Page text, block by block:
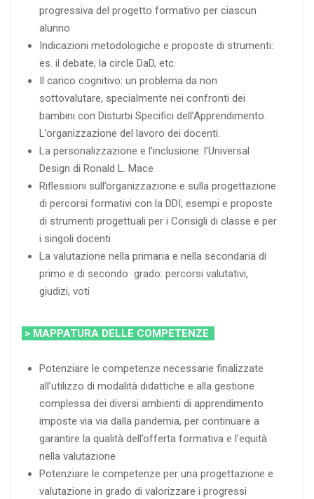
progressiva del progetto formativo per ciascun
alunno
Indicazioni metodologiche e proposte di strumenti:
es. il debate, la circle DaD, etc.
Il carico cognitivo: un problema da non
sottovalutare, specialmente nei confronti dei
bambini con Disturbi Specifici dell’Apprendimento.
L’organizzazione del lavoro dei docenti.
La personalizzazione e l’inclusione: l’Universal
Design di Ronald L. Mace
Riflessioni sull’organizzazione e sulla progettazione
di percorsi formativi con la DDI, esempi e proposte
di strumenti progettuali per i Consigli di classe e per
i singoli docenti
La valutazione nella primaria e nella secondaria di
primo e di secondo grado: percorsi valutativi,
giudizi, voti
> MAPPATURA DELLE COMPETENZE
Potenziare le competenze necessarie finalizzate
all’utilizzo di modalità didattiche e alla gestione
complessa dei diversi ambienti di apprendimento
imposte via via dalla pandemia, per continuare a
garantire la qualità dell’offerta formativa e l’equità
nella valutazione
Potenziare le competenze per una progettazione e
valutazione in grado di valorizzare i progressi